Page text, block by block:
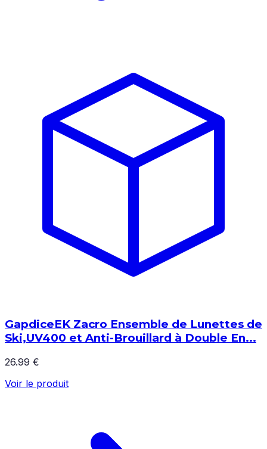
GapdiceEK Zacro Ensemble de Lunettes de
Ski,UV400 et Anti-Brouillard à Double En...
26.99 €
Voir le produit